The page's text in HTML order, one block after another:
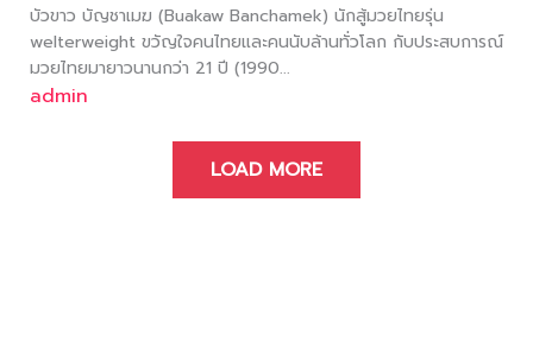
บัวขาว บัญชาเมฆ (Buakaw Banchamek) นักสู้มวยไทยรุ่น
welterweight ขวัญใจคนไทยและคนนับล้านทั่วโลก กับประสบการณ์
มวยไทยมายาวนานกว่า 21 ปี (1990...
admin
LOAD MORE